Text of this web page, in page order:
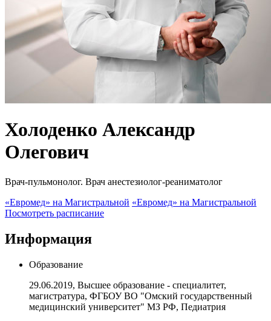
Холоденко Александр
Олегович
Врач-пульмонолог. Врач анестезиолог-реаниматолог
«Евромед» на Магистральной «Евромед» на Магистральной
Посмотреть расписание
Информация
Образование
29.06.2019, Высшее образование - специалитет,
магистратура, ФГБОУ ВО "Омский государственный
медицинский университет" МЗ РФ, Педиатрия